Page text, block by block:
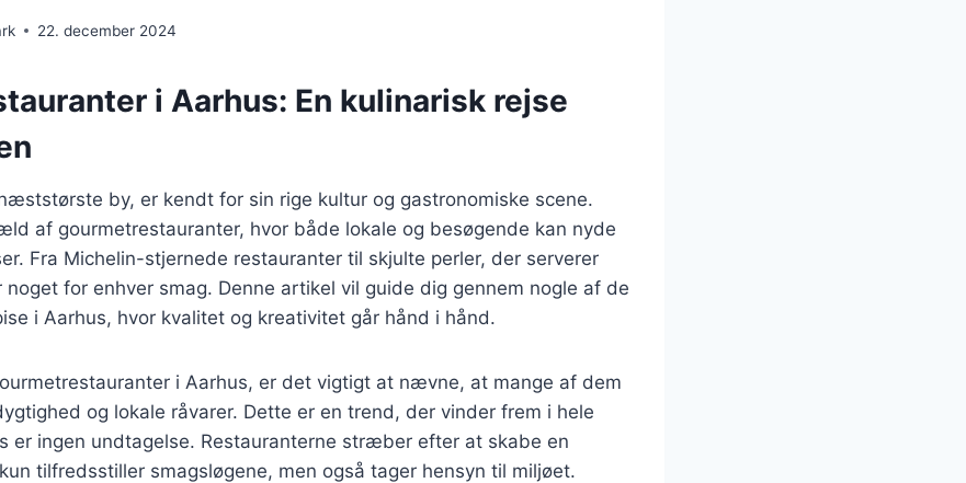
22. december 2024
i Aarhus: En kulinarisk rejse
by, er kendt for sin rige kultur og gastronomiske scene.
af gourmetrestauranter, hvor både lokale og besøgende kan nyde
Fra Michelin-stjernede restauranter til skjulte perler, der serverer
noget for enhver smag. Denne artikel vil guide dig gennem nogle af de
i Aarhus, hvor kvalitet og kreativitet går hånd i hånd.
i Aarhus, er det vigtigt at nævne, at mange af dem
og lokale råvarer. Dette er en trend, der vinder frem i hele
er ingen undtagelse. Restauranterne stræber efter at skabe en
tilfredsstiller smagsløgene, men også tager hensyn til miljøet.